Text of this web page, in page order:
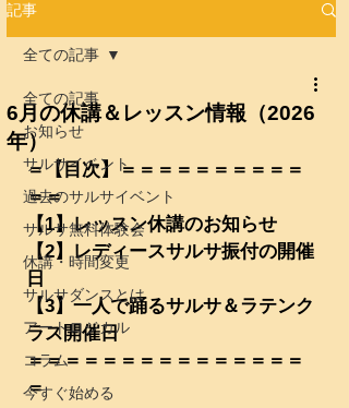
記事
全ての記事
お知らせ
サルサイベント
過去のサルサイベント
サルサ無料体験会
休講・時間変更
サルサダンスとは
アートロジカル
コラム
今すぐ始める
全ての記事
6月の休講＆レッスン情報（2026
年）
＝【目次】＝＝＝＝＝＝＝＝＝＝
＝＝
【1】レッスン休講のお知らせ
【2】レディースサルサ振付の開催
日
【3】一人で踊るサルサ＆ラテンク
ラス開催日
＝＝＝＝＝＝＝＝＝＝＝＝＝＝＝
＝